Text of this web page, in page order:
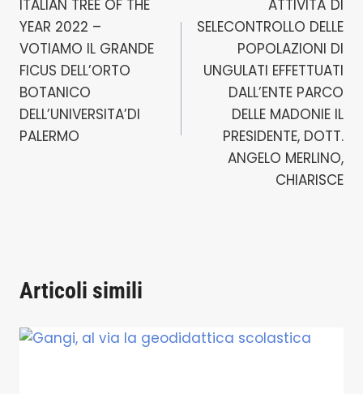
articoli
ITALIAN TREE OF THE
YEAR 2022 –
VOTIAMO IL GRANDE
FICUS DELL’ORTO
BOTANICO
DELL’UNIVERSITA’DI
PALERMO
ATTIVITÀ DI
SELECONTROLLO DELLE
POPOLAZIONI DI
UNGULATI EFFETTUATI
DALL’ENTE PARCO
DELLE MADONIE IL
PRESIDENTE, DOTT.
ANGELO MERLINO,
CHIARISCE
Articoli simili